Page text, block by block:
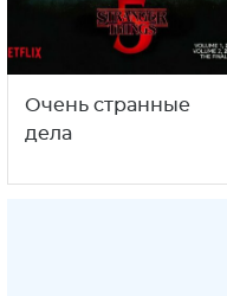
Очень странные
дела